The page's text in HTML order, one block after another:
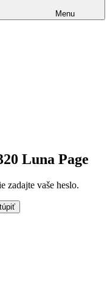
Menu
Luna Page
zadajte vaše heslo.